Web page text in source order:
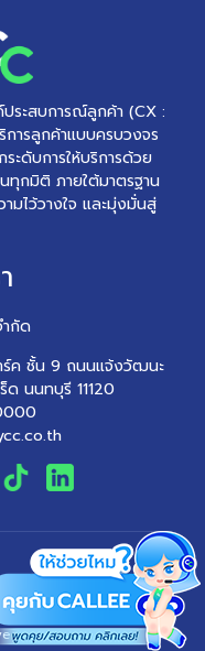
ประสบการณ์ลูกค้า (CX :
ารลูกค้าแบบครบวงจร
ดับการให้บริการด้วย
ทุกมิติ ภายใต้มาตรฐาน
มไว้วางใจ และมุ่งมั่นสู่
กัด
ค ชั้น 9 ถนนแจ้งวัฒนะ
ด นนทบุรี 11120
นตัว
Limited